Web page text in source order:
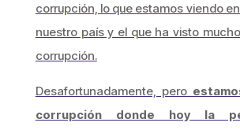
corrupción, lo que estamos viendo
nuestro país y el que ha visto
corrupción.
Desafortunadamente, pero
corrupción donde hoy la